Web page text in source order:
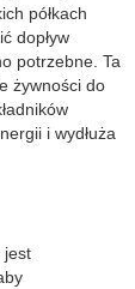
półkach
dopływ
potrzebne. Ta
żywności do
i wydłuża
jest